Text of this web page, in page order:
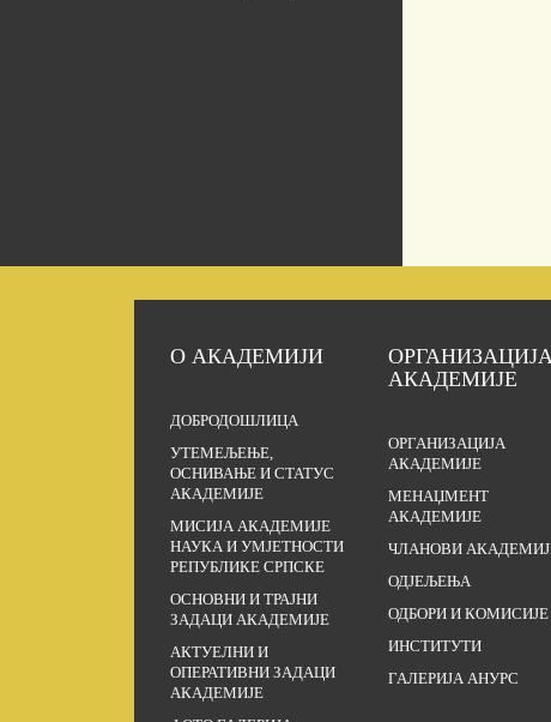
О АКАДЕМИЈИ
ДОБРОДОШЛИЦА
УТЕМЕЉЕЊЕ,
ОСНИВАЊЕ И СТАТУС
АКАДЕМИЈЕ
МИСИЈА АКАДЕМИЈЕ
НАУКА И УМЈЕТНОСТИ
РЕПУБЛИКЕ СРПСКЕ
ОСНОВНИ И ТРАЈНИ
ЗАДАЦИ АКАДЕМИЈЕ
АКТУЕЛНИ И
ОПЕРАТИВНИ ЗАДАЦИ
АКАДЕМИЈЕ
ОРГАНИЗАЦИЈА
АКАДЕМИЈЕ
ОРГАНИЗАЦИЈА
АКАДЕМИЈЕ
МЕНАЏМЕНТ
АКАДЕМИЈЕ
ЧЛАНОВИ
ОДЈЕЉЕЊА
ОДБОРИ И КОМИСИЈЕ
ИНСТИТУТИ
ГАЛЕРИЈА АНУРС